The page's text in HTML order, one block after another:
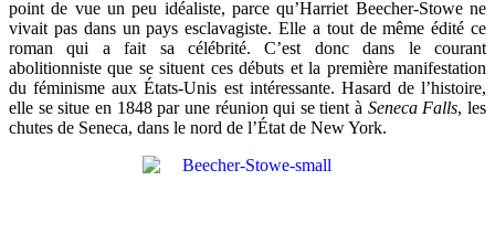
point de vue un peu idéaliste, parce qu’Harriet Beecher-Stowe ne
vivait pas dans un pays esclavagiste. Elle a tout de même édité ce
roman qui a fait sa célébrité. C’est donc dans le courant
abolitionniste que se situent ces débuts et la première manifestation
du féminisme aux États-Unis est intéressante. Hasard de l’histoire,
elle se situe en 1848 par une réunion qui se tient à Seneca Falls, les
chutes de Seneca, dans le nord de l’État de New York.